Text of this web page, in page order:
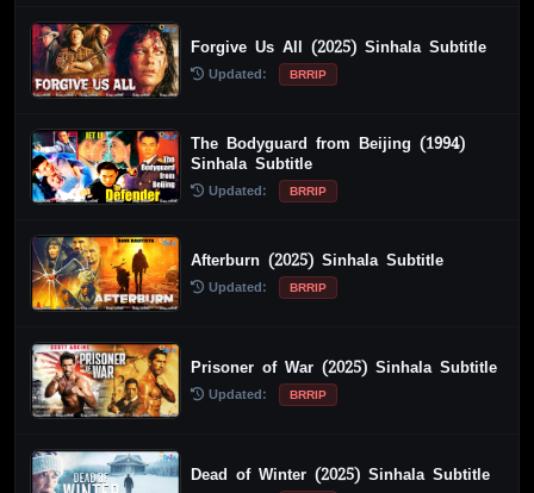
Forgive Us All (2025) Sinhala Subtitle
Updated: BRRIP
The Bodyguard from Beijing (1994)
Sinhala Subtitle
Updated: BRRIP
Afterburn (2025) Sinhala Subtitle
Updated: BRRIP
Prisoner of War (2025) Sinhala Subtitle
Updated: BRRIP
Dead of Winter (2025) Sinhala Subtitle